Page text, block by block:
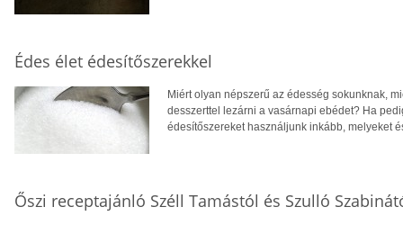
Édes élet édesítőszerekkel
Miért olyan népszerű az édesség sokunknak,
desszerttel lezárni a vasárnapi ebédet? Ha
édesítőszereket használjunk inkább, melyeket
Őszi receptajánló Széll Tamástól és Szulló